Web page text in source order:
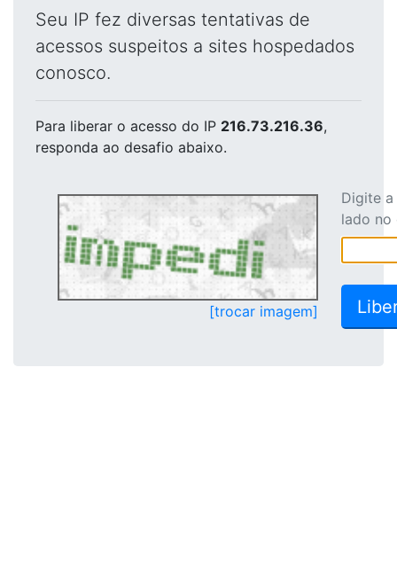
Seu IP fez diversas tentativas de
acessos suspeitos a sites hospedados
conosco.
Para liberar o acesso do IP 216.73.216.36,
responda ao desafio abaixo.
[trocar imagem]
Digite
lado no